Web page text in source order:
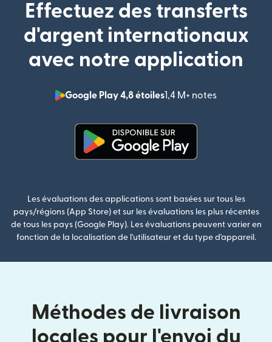
Effectuez des transferts
d'argent internationaux
avec notre application
Google Play 4,8 étoiles1,4 M+ notes
Les évaluations des applications sont basées sur tous les
pays/régions (App Store) et sur les évaluations les plus récentes
de tous les pays (Google Play). Les évaluations peuvent varier en
fonction de la localisation de l'utilisateur et du type d'appareil.
Méthodes de livraison
locales pour l'envoi du